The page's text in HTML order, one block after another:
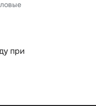
при